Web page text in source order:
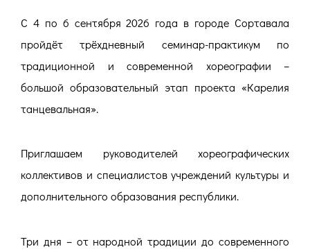
С 4 по 6 сентября 2026 года в городе Сортавала
пройдёт трёхдневный семинар-практикум по
традиционной и современной хореографии –
большой образовательный этап проекта «Карелия
танцевальная».
Приглашаем руководителей хореографических
коллективов и специалистов учреждений культуры и
дополнительного образования республики.
Три дня – от народной традиции до современного